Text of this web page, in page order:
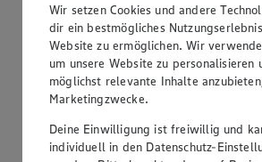
Wir setzen Cookies und andere
dir ein bestmögliches
Website zu ermöglichen. Wir
um unsere Website zu personalisieren
möglichst relevante Inhalte
Marketingzwecke.
Deine Einwilligung ist freiwillig und
individuell in den Datenschutz-